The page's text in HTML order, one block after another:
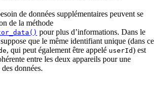
de données supplémentaires peuvent se
de la méthode
pour plus d’informations. Dans le
que le même identifiant unique (dans ce
, qui peut également être appelé userId) est
entre les deux appareils pour une
données.